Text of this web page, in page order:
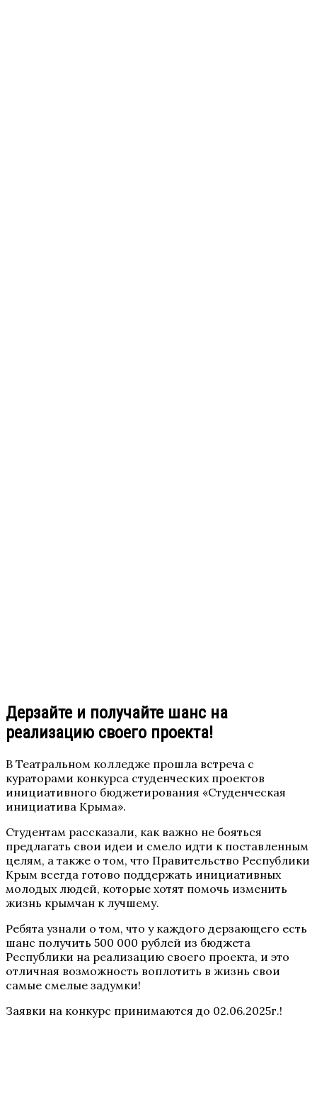
Дерзайте и получайте шанс на
реализацию своего проекта!
В Театральном колледже прошла встреча с
кураторами конкурса студенческих проектов
инициативного бюджетирования «Студенческая
инициатива Крыма».
Студентам рассказали, как важно не бояться
предлагать свои идеи и смело идти к поставленным
целям, а также о том, что Правительство Республики
Крым всегда готово поддержать инициативных
молодых людей, которые хотят помочь изменить
жизнь крымчан к лучшему.
Ребята узнали о том, что у каждого дерзающего есть
шанс получить 500 000 рублей из бюджета
Республики на реализацию своего проекта, и это
отличная возможность воплотить в жизнь свои
самые смелые задумки!
Заявки на конкурс принимаются до 02.06.2025г.!